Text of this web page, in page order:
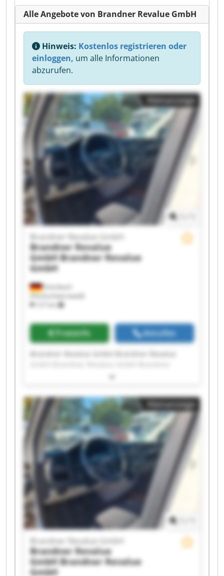
Alle Angebote von Brandner Revalue GmbH
Hinweis: Kostenlos registrieren oder
einloggen, um alle Informationen
abzurufen.
Kleinanzeige
Eisenbach
(Hochschwarzwald)
Brandner Revalue GmbH
Brandner Revalue
GmbHBrandner Revalue
GmbH
Preisinfo Anrufen
Revalue GmbH Brandner Revalue GmbH
GmbH Brandner Revalue GmbH Brandner
Revalue GmbH Brandner Revalue GmbH
Brandner Revalue GmbH Brandner Revalue
GmbH Brandner Revalue GmbH Brandner
Revalue GmbH Brandner Revalue GmbH
Brandner Revalue GmbH Brandner Revalue
GmbH Brandner Revalue GmbH Brandner
Revalue GmbH Brandner Revalue GmbH
Kleinanzeige
Brandner Revalue GmbH
Brandner Revalue
GmbHBrandner Revalue
GmbH